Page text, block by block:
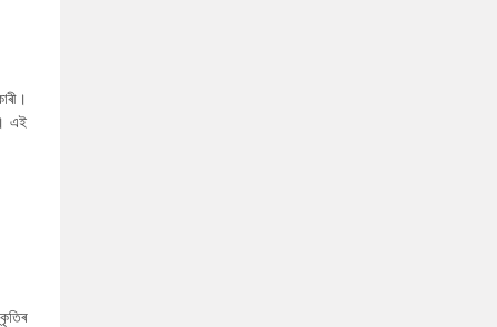
এই